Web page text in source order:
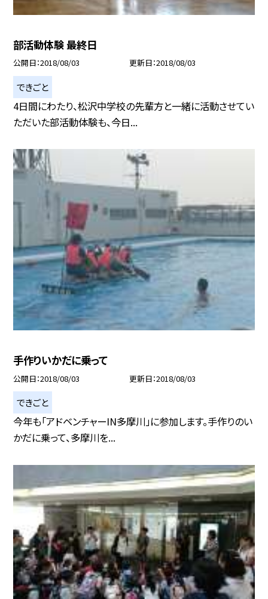
部活動体験 最終日
公開日 2018/08/03 更新日 2018/08/03
できごと
4日間にわたり、松沢中学校の先輩方と一緒に活動させてい
ただいた部活動体験も、今日...
手作りいかだに乗って
公開日 2018/08/03 更新日 2018/08/03
できごと
今年も「アドベンチャーIN多摩川」に参加します。手作りのい
かだに乗って、多摩川を...